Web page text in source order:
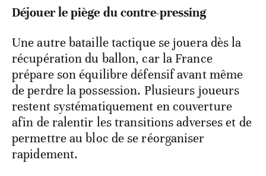
Déjouer le piège du contre-pressing
Une autre bataille tactique se jouera dès la
récupération du ballon, car la France
prépare son équilibre défensif avant même
de perdre la possession. Plusieurs joueurs
restent systématiquement en couverture
afin de ralentir les transitions adverses et de
permettre au bloc de se réorganiser
rapidement.